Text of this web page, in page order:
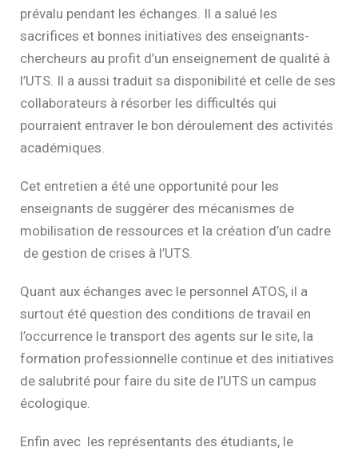
prévalu pendant les échanges. Il a salué les
sacrifices et bonnes initiatives des enseignants-
chercheurs au profit d’un enseignement de qualité à
l’UTS. Il a aussi traduit sa disponibilité et celle de ses
collaborateurs à résorber les difficultés qui
pourraient entraver le bon déroulement des activités
académiques.
Cet entretien a été une opportunité pour les
enseignants de suggérer des mécanismes de
mobilisation de ressources et la création d’un cadre
de gestion de crises à l’UTS.
Quant aux échanges avec le personnel ATOS, il a
surtout été question des conditions de travail en
l’occurrence le transport des agents sur le site, la
formation professionnelle continue et des initiatives
de salubrité pour faire du site de l’UTS un campus
écologique.
Enfin avec les représentants des étudiants, le